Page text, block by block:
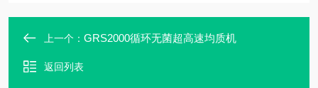
上一个： GRS2000循环无菌超高速均质机
返回列表